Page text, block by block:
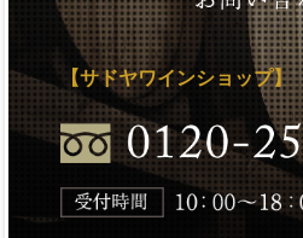
【サドヤワインショップ】